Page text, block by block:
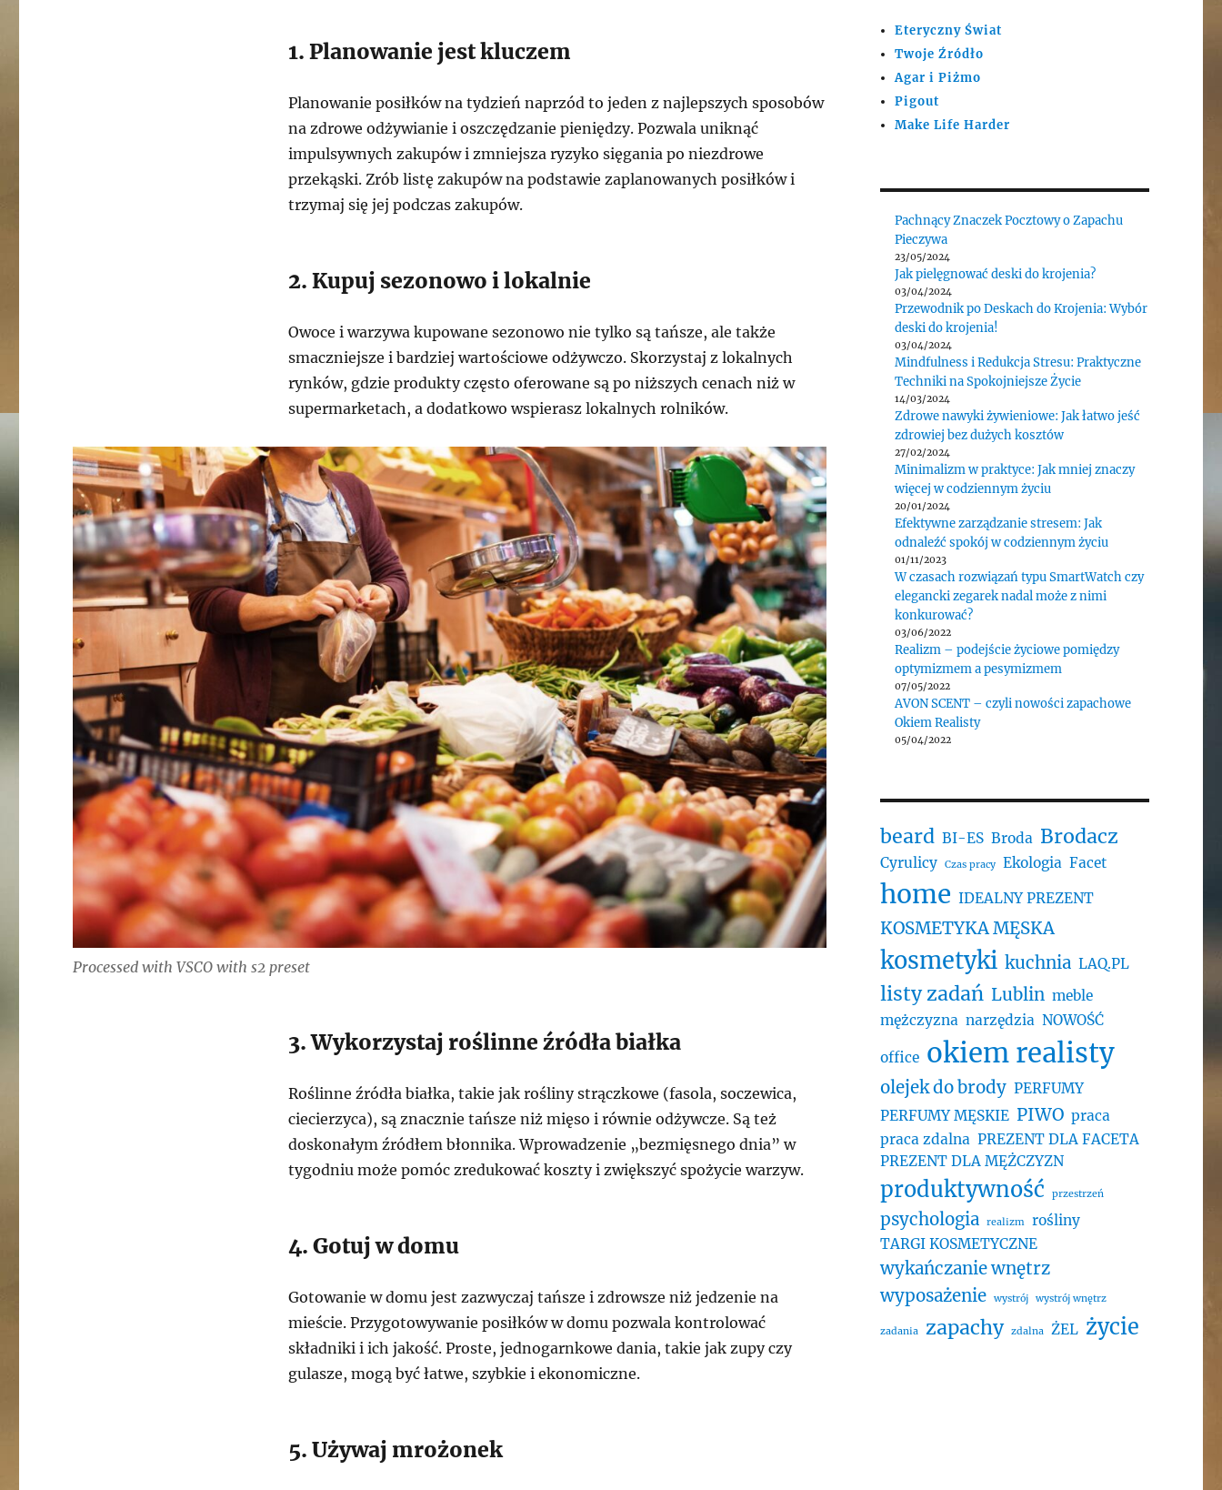
1. Planowanie jest kluczem
Planowanie posiłków na tydzień naprzód to jeden z najlepszych sposobów
na zdrowe odżywianie i oszczędzanie pieniędzy. Pozwala uniknąć
impulsywnych zakupów i zmniejsza ryzyko sięgania po niezdrowe
przekąski. Zrób listę zakupów na podstawie zaplanowanych posiłków i
trzymaj się jej podczas zakupów.
2. Kupuj sezonowo i lokalnie
Owoce i warzywa kupowane sezonowo nie tylko są tańsze, ale także
smaczniejsze i bardziej wartościowe odżywczo. Skorzystaj z lokalnych
rynków, gdzie produkty często oferowane są po niższych cenach niż w
supermarketach, a dodatkowo wspierasz lokalnych rolników.
Processed with VSCO with s2 preset
3. Wykorzystaj roślinne źródła białka
Roślinne źródła białka, takie jak rośliny strączkowe (fasola, soczewica,
ciecierzyca), są znacznie tańsze niż mięso i równie odżywcze. Są też
doskonałym źródłem błonnika. Wprowadzenie „bezmięsnego dnia” w
tygodniu może pomóc zredukować koszty i zwiększyć spożycie warzyw.
4. Gotuj w domu
Gotowanie w domu jest zazwyczaj tańsze i zdrowsze niż jedzenie na
mieście. Przygotowywanie posiłków w domu pozwala kontrolować
składniki i ich jakość. Proste, jednogarnkowe dania, takie jak zupy czy
gulasze, mogą być łatwe, szybkie i ekonomiczne.
5. Używaj mrożonek
Eteryczny Świat
Twoje Źródło
Agar i Piżmo
Pigout
Make Life Harder
Pachnący Znaczek Pocztowy o Zapachu
Pieczywa
23/05/2024
Jak pielęgnować deski do krojenia?
03/04/2024
Przewodnik po Deskach do Krojenia: Wybór
deski do krojenia!
03/04/2024
Mindfulness i Redukcja Stresu: Praktyczne
Techniki na Spokojniejsze Życie
14/03/2024
Zdrowe nawyki żywieniowe: Jak łatwo jeść
zdrowiej bez dużych kosztów
27/02/2024
Minimalizm w praktyce: Jak mniej znaczy
więcej w codziennym życiu
20/01/2024
Efektywne zarządzanie stresem: Jak
odnaleźć spokój w codziennym życiu
01/11/2023
W czasach rozwiązań typu SmartWatch czy
elegancki zegarek nadal może z nimi
konkurować?
03/06/2022
Realizm – podejście życiowe pomiędzy
optymizmem a pesymizmem
07/05/2022
AVON SCENT – czyli nowości zapachowe
Okiem Realisty
05/04/2022
beard BI-ES Broda Brodacz
Cyrulicy Czas pracy Ekologia Facet
home IDEALNY PREZENT
KOSMETYKA MĘSKA
kosmetyki kuchnia LAQ.PL
listy zadań Lublin meble
mężczyzna narzędzia NOWOŚĆ
office okiem realisty
olejek do brody PERFUMY
PERFUMY MĘSKIE PIWO praca
praca zdalna PREZENT DLA FACETA
PREZENT DLA MĘŻCZYZN
produktywność przestrzeń
psychologia realizm
rośliny
TARGI KOSMETYCZNE
wykańczanie wnętrz
wyposażenie
wystrój wystrój wnętrz
zadania zapachy zdalna ŻEL życie